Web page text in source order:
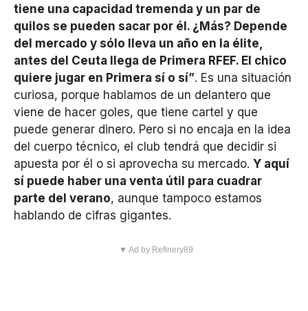
tiene una capacidad tremenda y un par de
quilos se pueden sacar por él. ¿Más? Depende
del mercado y sólo lleva un año en la élite,
antes del Ceuta llega de Primera RFEF. El chico
quiere jugar en Primera sí o sí”. Es una situación
curiosa, porque hablamos de un delantero que
viene de hacer goles, que tiene cartel y que
puede generar dinero. Pero si no encaja en la idea
del cuerpo técnico, el club tendrá que decidir si
apuesta por él o si aprovecha su mercado. Y aquí
sí puede haber una venta útil para cuadrar
parte del verano, aunque tampoco estamos
hablando de cifras gigantes.
▼ Ad by Refinery89